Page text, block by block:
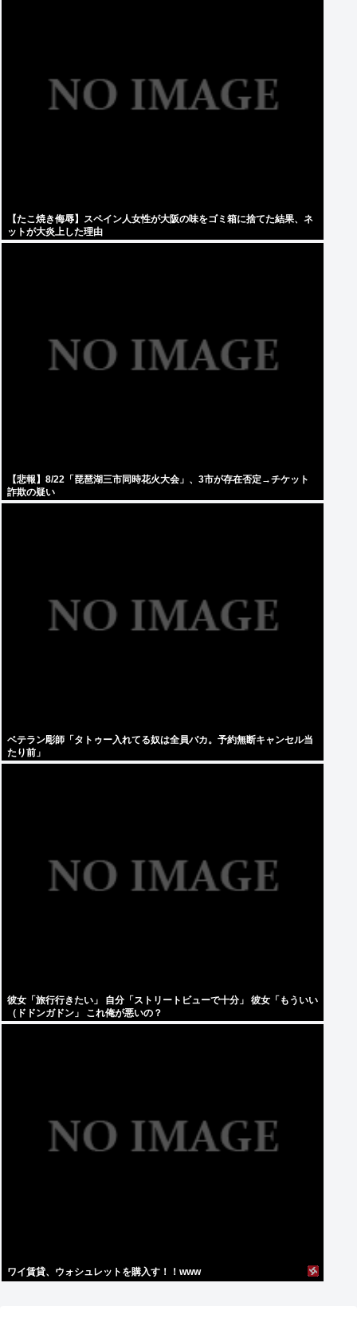
【たこ焼き侮辱】スペイン人女性が大阪の味をゴミ箱に捨てた結果、ネ
ットが大炎上した理由
【悲報】8/22「琵琶湖三市同時花火大会」、3市が存在否定→チケット
詐欺の疑い
ベテラン彫師「タトゥー入れてる奴は全員バカ。予約無断キャンセル当
たり前」
彼女「旅行行きたい」 自分「ストリートビューで十分」 彼女「もういい
（ドドンガドン」 これ俺が悪いの？
ワイ賃貸、ウォシュレットを購入す！！www